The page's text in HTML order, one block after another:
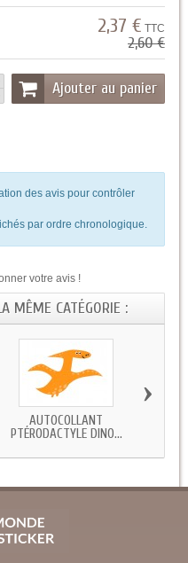
2,37 € TTC
2,60 €
Ajouter au panier
des avis pour contrôler
par ordre chronologique.
votre avis !
MÊME CATÉGORIE :
AUTOCOLLANT
PTÉRODACTYLE DINO...
›